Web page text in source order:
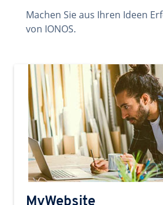
Machen Sie aus Ihren Ideen
von IONOS.
MyWebsite